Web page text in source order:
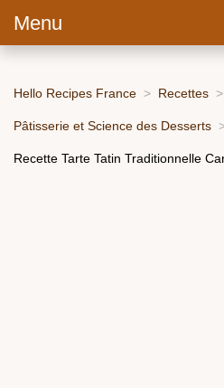
Menu
Hello Recipes France Recettes
Pâtisserie et Science des Desserts
Recette Tarte Tatin Traditionnelle